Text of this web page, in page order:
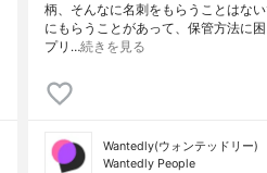
柄、そんなに名刺をもらうことはな
にもらうことがあって、保管方法に
プリ…続きを見る
Wantedly(ウォンテッドリー)
Wantedly People